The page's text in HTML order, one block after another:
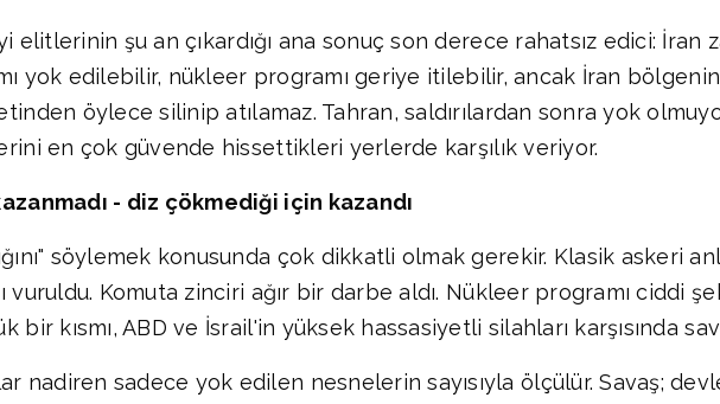
şu an çıkardığı ana sonuç son derece rahatsız edici: İran
yok edilebilir, nükleer programı geriye itilebilir, ancak İran
öylece silinip atılamaz. Tahran, saldırılardan sonra yok
en çok güvende hissettikleri yerlerde karşılık veriyor.
- diz çökmediği için kazandı
söylemek konusunda çok dikkatli olmak gerekir. Klasik askeri
vuruldu. Komuta zinciri ağır bir darbe aldı. Nükleer programı ciddi
kısmı, ABD ve İsrail'in yüksek hassasiyetli silahları karşısında
nadiren sadece yok edilen nesnelerin sayısıyla ölçülür. Savaş;